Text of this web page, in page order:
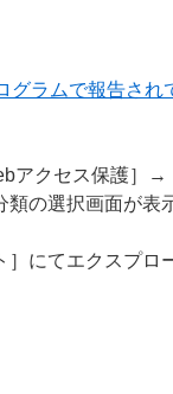
グラムで報告さ
クセス保護］→
類の選択画面が表
］にてエクスプ